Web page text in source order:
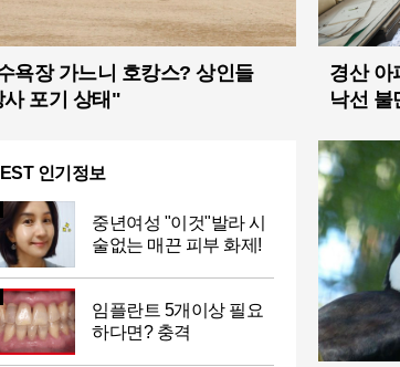
욕장 가느니 호캉스? 상인들
포기 상태"
인기정보
중년여성 "이것"발라 시
술없는 매끈 피부 화제!
임플란트 5개이상 필요
하다면? 충격
경산 아
낙선 불